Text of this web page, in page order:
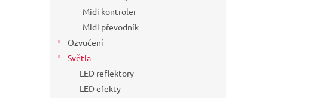
Midi kontroler
Midi převodník
Ozvučení
Světla
LED reflektory
LED efekty